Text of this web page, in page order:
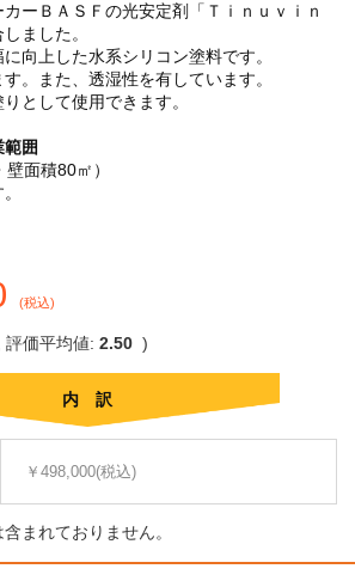
カーＢＡＳＦの光安定剤「Ｔｉｎｕｖｉｎ
ました。
向上した水系シリコン塗料です。
。また、透湿性を有しています。
として使用できます。
囲
面積80㎡）
(税込)
評価平均値: 2.50 )
内 訳
￥498,000(税込)
まれておりません。